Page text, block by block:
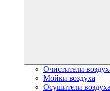
Очистители
Мойки воздуха
Осушители воздуха